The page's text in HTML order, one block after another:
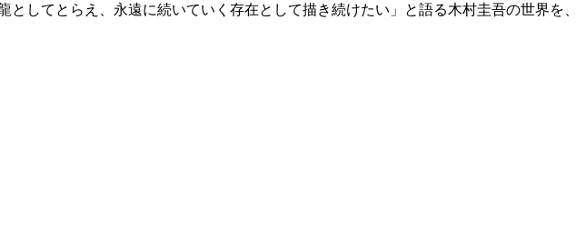
してとらえ、永遠に続いていく存在として描き続けたい」と語る木村圭吾の世界を、